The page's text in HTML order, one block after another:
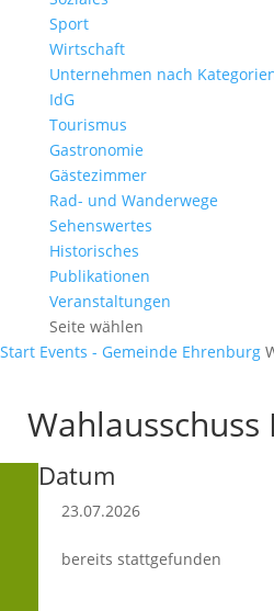
Sport
Wirtschaft
Unternehmen nach
IdG
Tourismus
Gastronomie
Gästezimmer
Rad- und Wanderwege
Sehenswertes
Historisches
Publikationen
Veranstaltungen
Seite wählen
Start Events - Gemeinde Ehrenburg
Datum
23.07.2026
bereits stattgefunden